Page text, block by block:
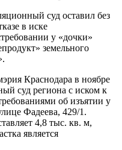
суд оставил без
в иске
у «дочки»
земельного
Краснодара в ноябре
суд региона с иском к
об изъятии у
Фадеева, 429/1.
4,8 тыс. кв. м,
является